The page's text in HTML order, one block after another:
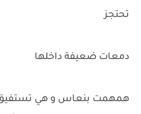
تحتجز
دمعات ضعيفة داخلها
همهمت بنعاس و هي تستفيق